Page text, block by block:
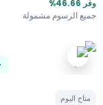
الرسوم مشمولة
اليوم